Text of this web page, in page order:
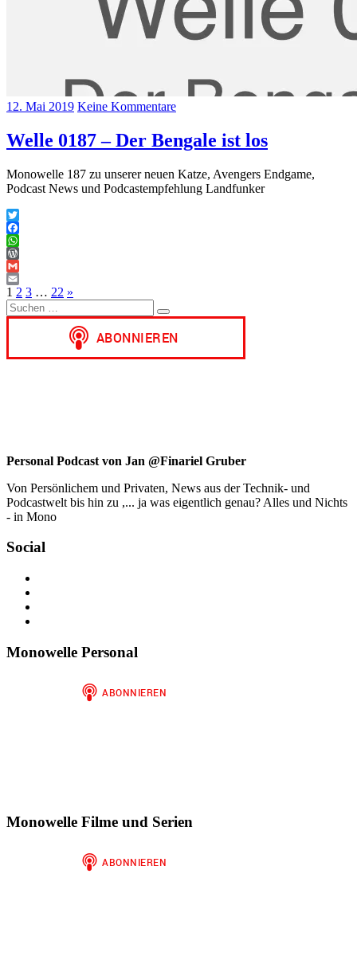
12. Mai 2019 Keine Kommentare
Welle 0187 – Der Bengale ist los
Monowelle 187 zu unserer neuen Katze, Avengers Endgame,
Podcast News und Podcastempfehlung Landfunker
Twitter
Facebook
WhatsApp
WordPress
Gmail
Email
Seitennummerierung
der
Beiträge
1 2 3 … 22 Nächste
»
Suchen
nach:
Suchen
Personal Podcast von Jan @Finariel Gruber
Von Persönlichem und Privaten, News aus der Technik- und
Podcastwelt bis hin zu ,... ja was eigentlich genau? Alles und Nichts
- in Mono
Social
anzeigen
Twitter
auf
Finariel
Monowelle Personal
Monowelle Filme und Serien